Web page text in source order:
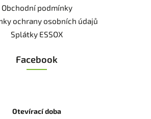
Obchodní podmínky
ochrany osobních údajů
Splátky ESSOX
Facebook
Otevírací doba